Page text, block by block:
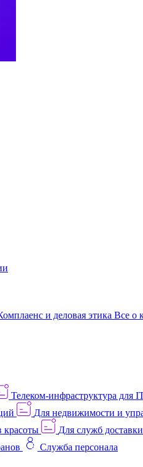
и деловая этика Все о
Телеком-инфраструктура для
Для недвижимости и
красоты Для служб доставки
Служба персонала